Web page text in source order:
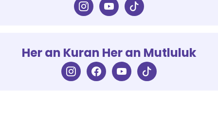
Her an Kuran Her an Mutluluk